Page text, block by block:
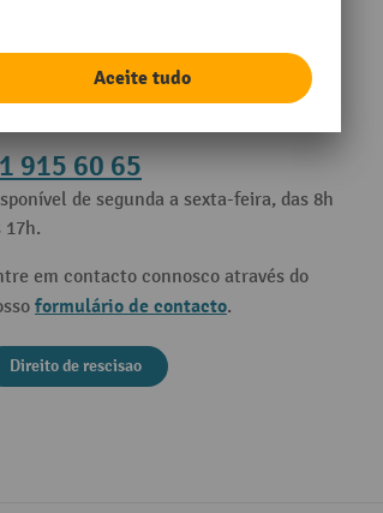
915 60 65
de segunda a sexta-feira, das 8h
17h.
em contacto connosco através do
formulário de contacto.
Direito de rescisao